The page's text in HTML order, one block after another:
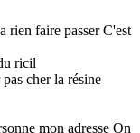
rien faire passer C'est
ricil
cher la résine
mon adresse On